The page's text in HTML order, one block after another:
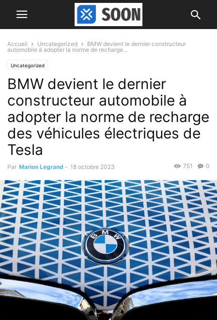
Accueil Uncategorized
BMW devient le dernier constructeur
automobile à adopter la norme de recharge...
Uncategorized
BMW devient le dernier
constructeur automobile à
adopter la norme de recharge
des véhicules électriques de
Tesla
Par Marion Legrand - 18 octobre 2023 0
751